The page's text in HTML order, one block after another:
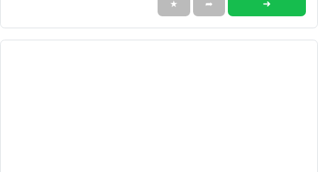
★ ➦ ➜